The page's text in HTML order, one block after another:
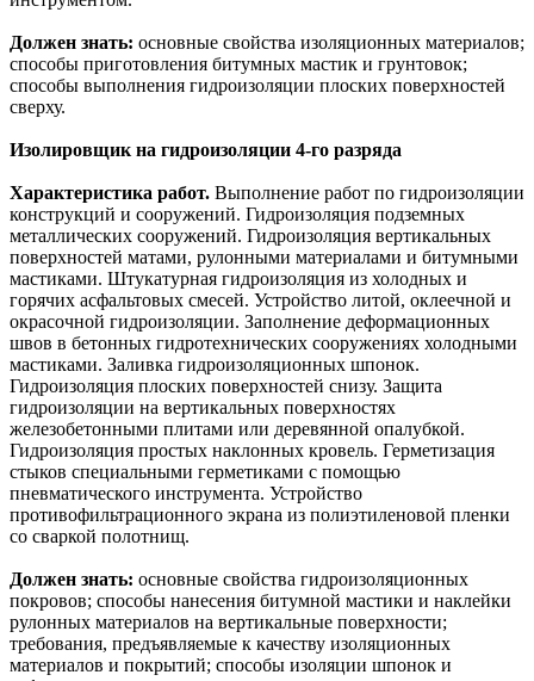
Должен знать: основные свойства изоляционных материалов;
способы приготовления битумных мастик и грунтовок;
способы выполнения гидроизоляции плоских поверхностей
сверху.
Изолировщик на гидроизоляции 4-го разряда
Характеристика работ. Выполнение работ по гидроизоляции
конструкций и сооружений. Гидроизоляция подземных
металлических сооружений. Гидроизоляция вертикальных
поверхностей матами, рулонными материалами и битумными
мастиками. Штукатурная гидроизоляция из холодных и
горячих асфальтовых смесей. Устройство литой, оклеечной и
окрасочной гидроизоляции. Заполнение деформационных
швов в бетонных гидротехнических сооружениях холодными
мастиками. Заливка гидроизоляционных шпонок.
Гидроизоляция плоских поверхностей снизу. Защита
гидроизоляции на вертикальных поверхностях
железобетонными плитами или деревянной опалубкой.
Гидроизоляция простых наклонных кровель. Герметизация
стыков специальными герметиками с помощью
пневматического инструмента. Устройство
противофильтрационного экрана из полиэтиленовой пленки
со сваркой полотнищ.
Должен знать: основные свойства гидроизоляционных
покровов; способы нанесения битумной мастики и наклейки
рулонных материалов на вертикальные поверхности;
требования, предъявляемые к качеству изоляционных
материалов и покрытий; способы изоляции шпонок и